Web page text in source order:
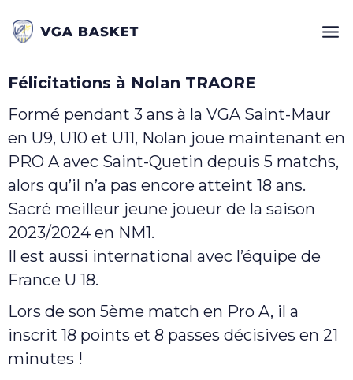
Félicitations à Nolan TRAORE
Formé pendant 3 ans à la VGA Saint-Maur
en U9, U10 et U11, Nolan joue maintenant en
PRO A avec Saint-Quetin depuis 5 matchs,
alors qu’il n’a pas encore atteint 18 ans.
Sacré meilleur jeune joueur de la saison
2023/2024 en NM1.
Il est aussi international avec l’équipe de
France U 18.
Lors de son 5ème match en Pro A, il a
inscrit 18 points et 8 passes décisives en 21
minutes !